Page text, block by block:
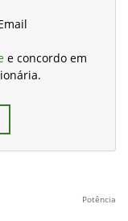
e concordo em
Potência